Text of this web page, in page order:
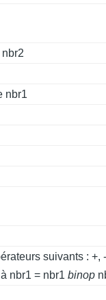
nbr1
suivants : +,
nbr1 = nbr1 binop